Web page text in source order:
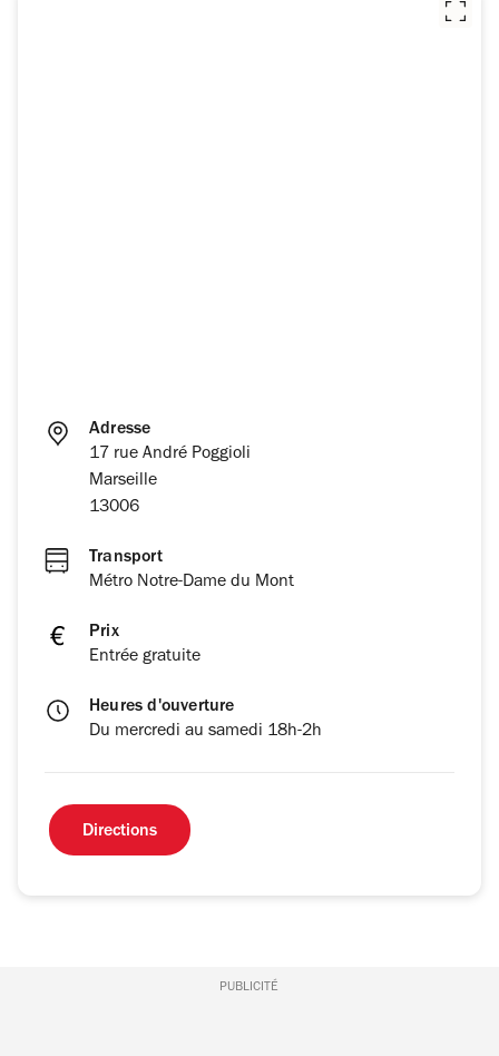
Adresse
17 rue André Poggioli
Marseille
13006
Transport
Métro Notre-Dame du Mont
Prix
Entrée gratuite
Heures d'ouverture
Du mercredi au samedi 18h-2h
Directions
PUBLICITÉ